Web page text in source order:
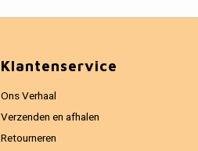
Klantenservice
Ons Verhaal
Verzenden en afhalen
Retourneren